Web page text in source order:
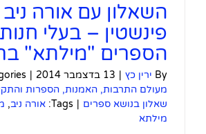
השאלון עם אורה ניב
פינשטין – בעלי חנות
הספרים "מילתא"
By ירין כץ | 13 בדצמבר 2014 |
מעולם התרבות, האמנות, הספרות
שאלון בנושא ספרים |
Tags: אורה ניב,
מילתא